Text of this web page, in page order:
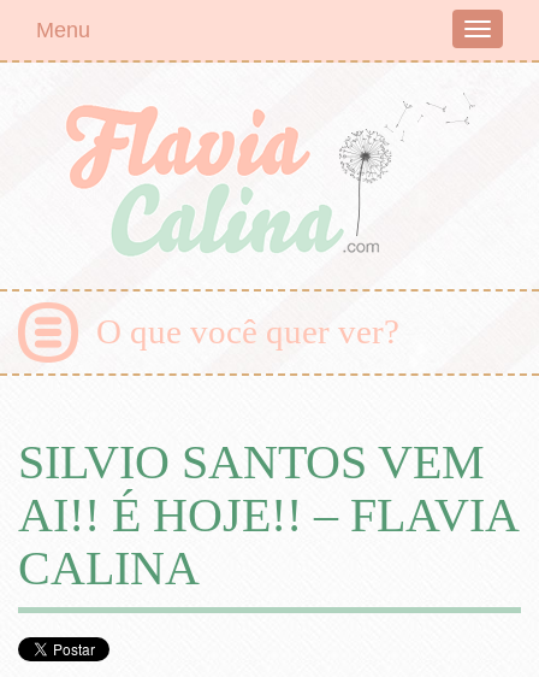
Toggle
Menu
O que você quer ver?
SILVIO SANTOS VEM
AI!! É HOJE!! – FLAVIA
CALINA